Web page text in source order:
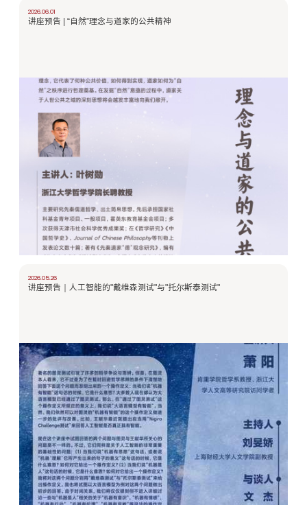
2026.06.01
讲座预告 | “自然”理念与道家的公共精神
2026.05.26
讲座预告｜人工智能的"戴维森测试"与"托尔斯泰测试"